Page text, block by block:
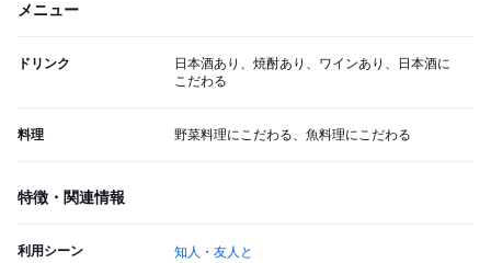
メニュー
ドリンク
日本酒あり、焼酎あり、ワインあり、日本酒に
こだわる
料理 野菜料理にこだわる、魚料理にこだわる
特徴・関連情報
利用シーン 知人・友人と